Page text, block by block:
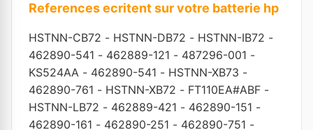
References ecritent sur votre batterie hp
HSTNN-CB72 - HSTNN-DB72 - HSTNN-IB72 -
462890-541 - 462889-121 - 487296-001 -
KS524AA - 462890-541 - HSTNN-XB73 -
462890-761 - HSTNN-XB72 - FT110EA#ABF -
HSTNN-LB72 - 462889-421 - 462890-151 -
462890-161 - 462890-251 - 462890-751 -